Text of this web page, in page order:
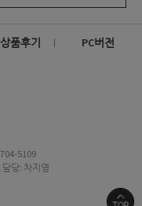
품후기 PC버전
5109
담당: 차지영